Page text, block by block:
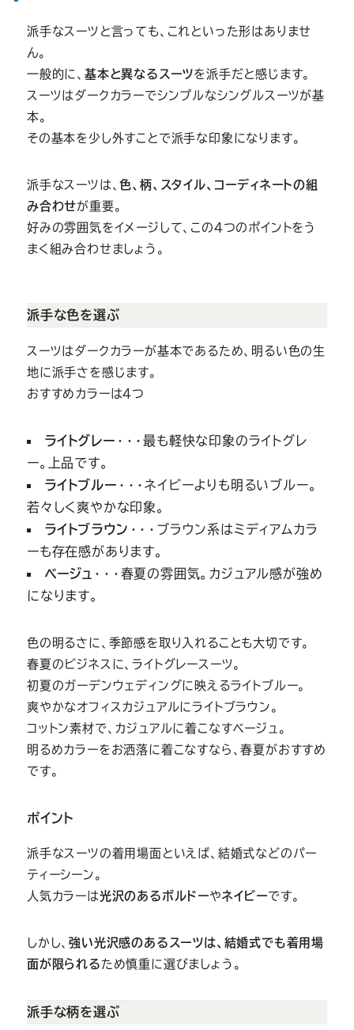
派手なスーツと言っても、これといった形はありませ
ん。
一般的に、 基本と異なるスーツを派手だと感じます。
スーツはダークカラーでシンプルなシングルスーツが基
本。
その基本を少し外すことで派手な印象になります。
派手なスーツは、色、柄、スタイル、コーディネートの組
み合わせが重要。
好みの雰囲気をイメージして、この4つのポイントをう
まく組み合わせましょう。
派手な色を選ぶ
スーツはダークカラーが基本であるため、明るい色の生
地に派手さを感じます。
おすすめカラーは4つ
ライトグレー ・・・最も軽快な印象のライトグレ
ー。上品です。
ライトブルー ・・・ネイビーよりも明るいブルー。
若々しく爽やかな印象。
ライトブラウン ・・・ブラウン系はミディアムカラ
ーも存在感があります。
ベージュ ・・・春夏の雰囲気。カジュアル感が強め
になります。
色の明るさに、季節感を取り入れることも大切です。
春夏のビジネスに、ライトグレースーツ。
初夏のガーデンウェディングに映えるライトブルー。
爽やかなオフィスカジュアルにライトブラウン。
コットン素材で、カジュアルに着こなすベージュ。
明るめカラーをお洒落に着こなすなら、春夏がおすすめ
です。
ポイント
派手なスーツの着用場面といえば、結婚式などのパー
ティーシーン。
人気カラーは光沢のあるボルドーやネイビーです。
しかし、強い光沢感のあるスーツは、結婚式でも着用場
面が限られる ため慎重に選びましょう。
派手な柄を選ぶ